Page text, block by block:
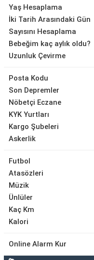
Yaş Hesaplama
İki Tarih Arasındaki Gün
Sayısını Hesaplama
Bebeğim kaç aylık oldu?
Uzunluk Çevirme
Posta Kodu
Son Depremler
Nöbetçi Eczane
KYK Yurtları
Kargo Şubeleri
Askerlik
Futbol
Atasözleri
Müzik
Ünlüler
Kaç Km
Kalori
Online Alarm Kur